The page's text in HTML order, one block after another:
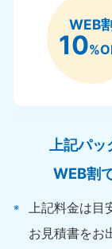
WEB割
10
上記パ
WEB割
上記料金は
お見積書をお